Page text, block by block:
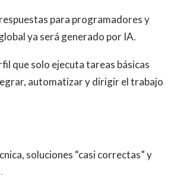
para programadores y
ya será generado por IA.
que solo ejecuta tareas básicas
automatizar y dirigir el trabajo
soluciones “casi correctas” y